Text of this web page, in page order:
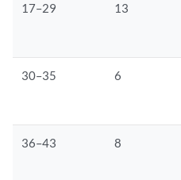
17–29 13
30–35 6
36–43 8